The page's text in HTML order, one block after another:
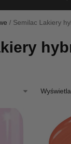
/ Semilac Lakiery